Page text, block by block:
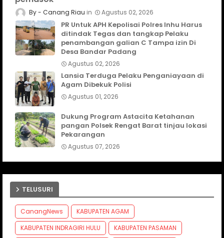
Canang Riau Agustus 02, 2026
PR Untuk APH Kepolisai Polres Inhu Harus
ditindak Tegas dan tangkap Pelaku
penambangan galian C Tampa izin Di
Desa Bandar Padang
Agustus 02, 2026
Lansia Terduga Pelaku Penganiayaan di
Agam Dibekuk Polisi
Agustus 01, 2026
Dukung Program Astacita Ketahanan
pangan Polsek Rengat Barat tinjau lokasi
Pekarangan
Agustus 07, 2026
TELUSURI
CanangNews
KABUPATEN AGAM
KABUPATEN INDRAGIRI HULU
KABUPATEN PASAMAN